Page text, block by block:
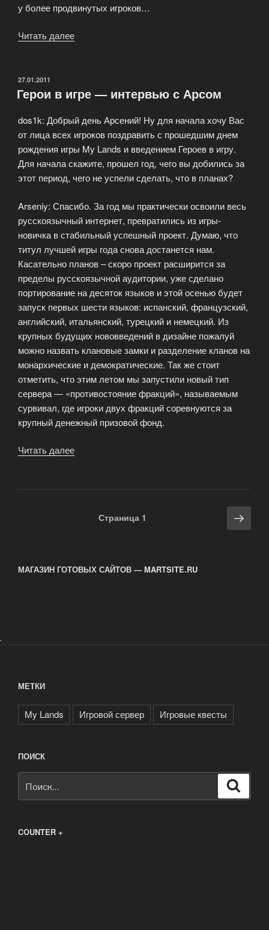
у более продвинутых игроков…
Читать далее
для
ОПУБЛИКОВАНО
27.01.2011
Герои в игре — интервью с Арсом
dos1k: Добрый день Арсений! Ну для начала хочу Вас
от лица всех игроков поздравить с прошедшим днем
рождения игры My Lands и введением Героев в игру.
Для начала скажите, прошел год, чего вы добились за
этот период, чего не успели сделать, что в планах?
Arseniy: Спасибо. За год мы практически освоили весь
русскоязычный интернет, превратились из игры-
новичка в стабильный успешный проект. Думаю, что
титул лучшей игры года снова достанется нам.
Касательно планов – скоро проект расширится за
пределы русскоязычной аудитории, уже сделано
портирование на десяток языков и этой осенью будет
запуск первых шести языков: испанский, французский,
английский, итальянский, турецкий и немецкий. Из
крупных будущих нововведений в дизайне пожалуй
можно назвать клановые замки и разделение кланов на
монархические и демократические. Так же стоит
отметить, что этим летом мы запустили новый тип
сервера — «противостояние фракций», называемым
сурвивал, где игроки двух фракций соревнуются за
крупный денежный призовой фонд.
Читать далее
Страница 1
МАГАЗИН ГОТОВЫХ САЙТОВ — MARTSITE.RU
.
МЕТКИ
My Lands Игровой сервер Игровые квесты
ПОИСК
COUNTER +